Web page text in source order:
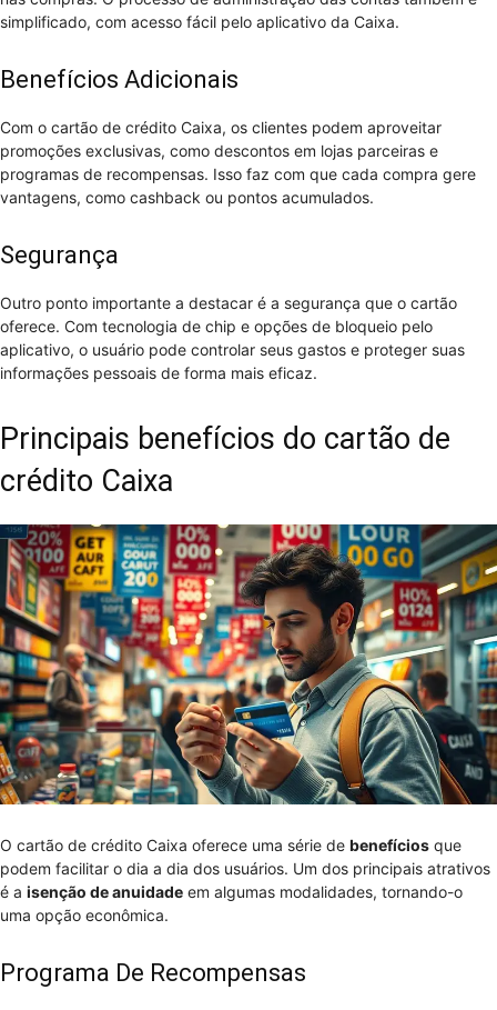
simplificado, com acesso fácil pelo aplicativo da Caixa.
Benefícios Adicionais
Com o cartão de crédito Caixa, os clientes podem aproveitar
promoções exclusivas, como descontos em lojas parceiras e
programas de recompensas. Isso faz com que cada compra gere
vantagens, como cashback ou pontos acumulados.
Segurança
Outro ponto importante a destacar é a segurança que o cartão
oferece. Com tecnologia de chip e opções de bloqueio pelo
aplicativo, o usuário pode controlar seus gastos e proteger suas
informações pessoais de forma mais eficaz.
Principais benefícios do cartão de
crédito Caixa
O cartão de crédito Caixa oferece uma série de benefícios que
podem facilitar o dia a dia dos usuários. Um dos principais atrativos
é a isenção de anuidade em algumas modalidades, tornando-o
uma opção econômica.
Programa De Recompensas